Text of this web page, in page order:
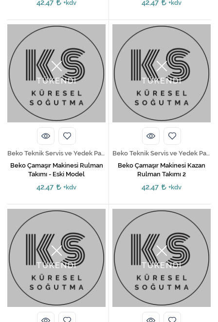
42,47 +kdv 42,47 +kdv
TÜKENDİ
Beko Teknik Servis ve Yedek Parça Hizmetleri
Beko Çamaşır Makinesi Rulman
Takımı - Eski Model
42,47 +kdv
TÜKENDİ
Beko Teknik Servis ve Yedek Parça Hizmetleri
Beko Çamaşır Makinesi Kazan
Rulman Takımı 2
42,47 +kdv
TÜKENDİ TÜKENDİ